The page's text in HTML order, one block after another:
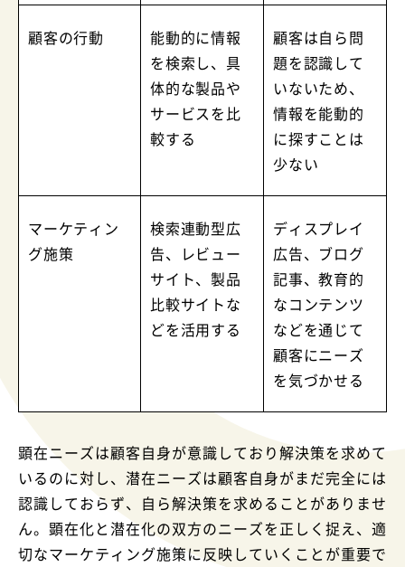
顧客の行動
能動的に情報
を検索し、具
体的な製品や
サービスを比
較する
顧客は自ら問
題を認識して
いないため、
情報を能動的
に探すことは
少ない
マーケティン
グ施策
検索連動型広
告、レビュー
サイト、製品
比較サイトな
どを活用する
ディスプレイ
広告、ブログ
記事、教育的
なコンテンツ
などを通じて
顧客にニーズ
を気づかせる
顕在ニーズは顧客自身が意識しており解決策を求めて
いるのに対し、潜在ニーズは顧客自身がまだ完全には
認識しておらず、自ら解決策を求めることがありませ
ん。顕在化と潜在化の双方のニーズを正しく捉え、適
切なマーケティング施策に反映していくことが重要で